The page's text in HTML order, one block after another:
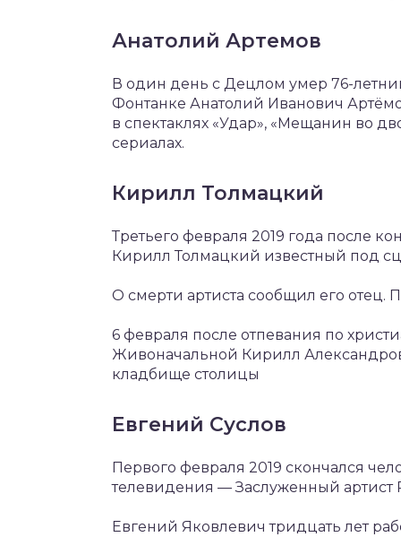
Анатолий Артемов
В один день с Децлом умер 76-
Фонтанке Анатолий Иванович
в спектаклях «Удар», «Мещанин во
сериалах.
Кирилл Толмацкий
Третьего февраля 2019 года после
Кирилл Толмацкий известный под
О смерти артиста сообщил его отец.
6 февраля после отпевания по
Живоначальной Кирилл
кладбище столицы
Евгений Суслов
Первого февраля 2019 скончался
телевидения — Заслуженный
Евгений Яковлевич тридцать лет